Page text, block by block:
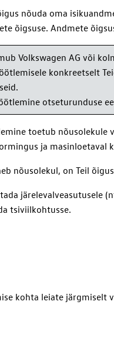
nõuda oma
õigsuse. Andmete
Volkswagen AG või
konkreetselt
otseturunduse
toetub nõusolekule
ja masinloetaval
nõusolekul, on Teil
järelevalveasutusele
tsiviilkohtusse.
kohta leiate järgmiselt